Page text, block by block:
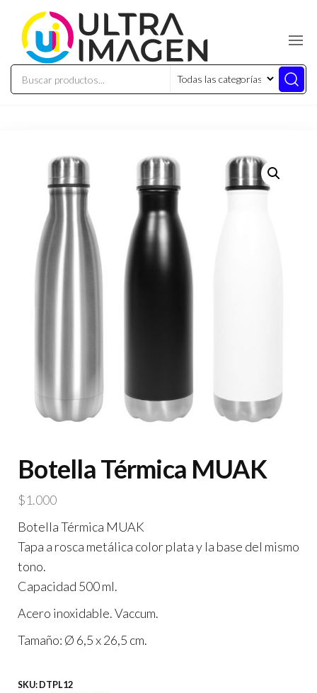
Botella Térmica MUAK
$1.000
Botella Térmica MUAK
Tapa a rosca metálica color plata y la base del mismo
tono.
Capacidad 500 ml.
Acero inoxidable. Vaccum.
Tamaño: Ø 6,5 x 26,5 cm.
SKU: DTPL12